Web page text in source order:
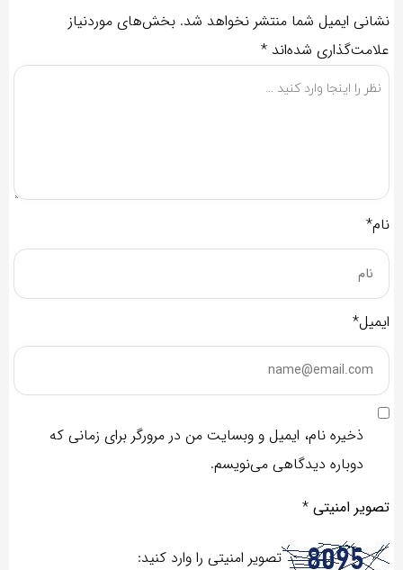
نشانی ایمیل شما منتشر نخواهد شد. بخش‌های موردنیاز
علامت‌گذاری شده‌اند *
نام*
ایمیل*
ذخیره نام، ایمیل و وبسایت من در مرورگر برای زمانی که
دوباره دیدگاهی می‌نویسم.
تصویر امنیتی *
تصویر امنیتی را وارد کنید: